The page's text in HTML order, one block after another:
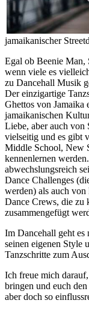
jamaikanischer
Egal ob Beenie Man,
wenn viele es
zu Dancehall Musik
Der einzigartige
Ghettos von Jamaika
jamaikanischen
Liebe, aber auch von
vielseitig und es gibt
Middle School, New
kennenlernen
abwechslungsreich
Dance Challenges
werden) als auch
Dance Crews, die zu
zusammengefügt
Im Dancehall geht es
seinen eigenen Style
Tanzschritte zum
Ich freue mich
bringen und euch
aber doch so